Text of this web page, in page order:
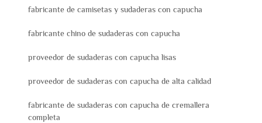
fabricante de camisetas y sudaderas con capucha
fabricante chino de sudaderas con capucha
proveedor de sudaderas con capucha lisas
proveedor de sudaderas con capucha de alta calidad
fabricante de sudaderas con capucha de cremallera
completa